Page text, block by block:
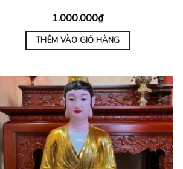
1.000.000₫
THÊM VÀO GIỎ HÀNG